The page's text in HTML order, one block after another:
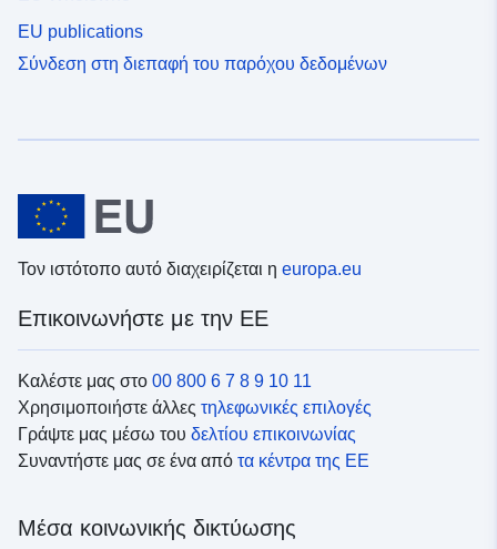
EU publications
Σύνδεση στη διεπαφή του παρόχου δεδομένων
Τον ιστότοπο αυτό διαχειρίζεται η europa.eu
Επικοινωνήστε με την ΕΕ
Καλέστε μας στο 00 800 6 7 8 9 10 11
Χρησιμοποιήστε άλλες τηλεφωνικές επιλογές
Γράψτε μας μέσω του δελτίου επικοινωνίας
Συναντήστε μας σε ένα από τα κέντρα της ΕΕ
Μέσα κοινωνικής δικτύωσης